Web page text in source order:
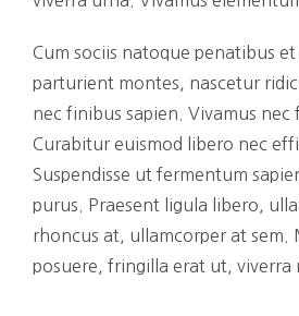
Cum sociis natoque penatibus et
parturient montes, nascetur
nec finibus sapien. Vivamus nec
Curabitur euismod libero nec
Suspendisse ut fermentum
purus. Praesent ligula libero,
rhoncus at, ullamcorper at sem.
posuere, fringilla erat ut, viverra